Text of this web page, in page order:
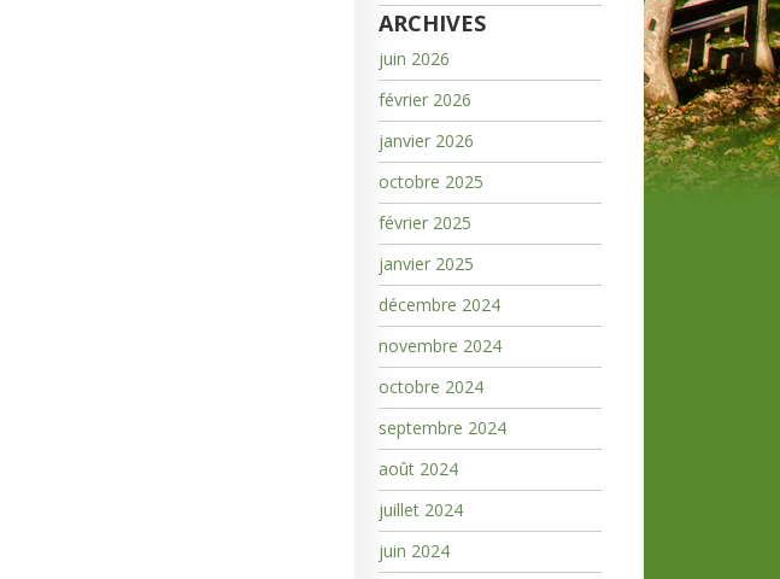
ARCHIVES
juin 2026
février 2026
janvier 2026
octobre 2025
février 2025
janvier 2025
décembre 2024
novembre 2024
octobre 2024
septembre 2024
août 2024
juillet 2024
juin 2024